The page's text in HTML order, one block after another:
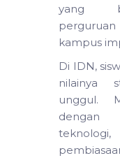
yang
kampus
Di IDN,
nilainya
unggul.
dengan